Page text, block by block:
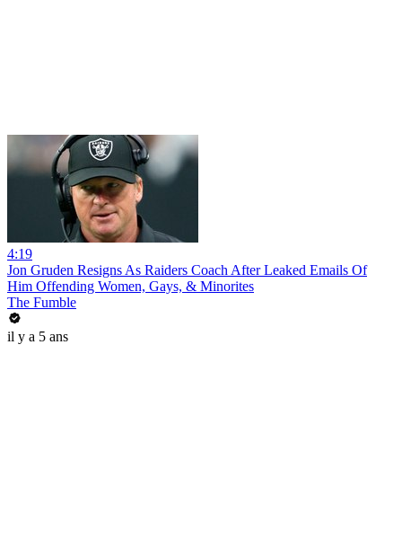
4:19
Jon Gruden Resigns As Raiders Coach After Leaked Emails Of
Him Offending Women, Gays, & Minorites
The Fumble
il y a 5 ans